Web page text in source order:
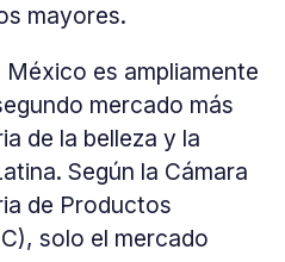
mayores.
es ampliamente
mercado más
de la belleza y la
Según la Cámara
de Productos
solo el mercado